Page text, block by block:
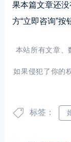
果本篇文章还
方“立即咨询”按
本站所有文章、
如果侵犯了你的
标签：